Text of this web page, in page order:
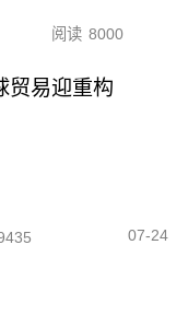
阅读 8000
贸易迎重构
07-24